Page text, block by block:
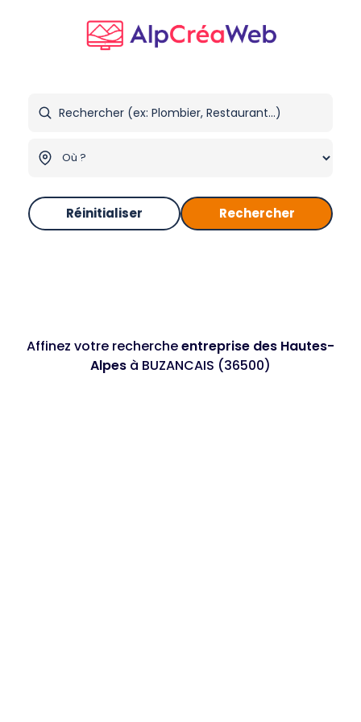
Réinitialiser Rechercher
Affinez votre rechercheentreprise des Hautes-
Alpes à BUZANCAIS (36500)